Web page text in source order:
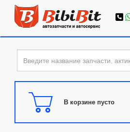
В корзине пусто